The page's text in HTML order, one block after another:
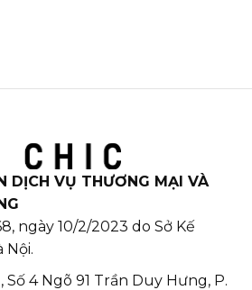
DỊCH VỤ THƯƠNG MẠI VÀ
ngày 10/2/2023 do Sở Kế
Nội.
Số 4 Ngõ 91 Trần Duy Hưng, P.